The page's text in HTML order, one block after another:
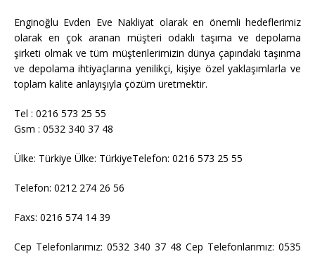
Enginoğlu Evden Eve Nakliyat olarak en önemli hedeflerimiz
olarak en çok aranan müşteri odaklı taşıma ve depolama
şirketi olmak ve tüm müşterilerimizin dünya çapındaki taşınma
ve depolama ihtiyaçlarına yenilikçi, kişiye özel yaklaşımlarla ve
toplam kalite anlayışıyla çözüm üretmektir.
Tel : 0216 573 25 55
Gsm : 0532 340 37 48
Ülke: Türkiye Ülke: TürkiyeTelefon: 0216 573 25 55
Telefon: 0212 274 26 56
Faxs: 0216 574 14 39
Cep Telefonlarımız: 0532 340 37 48 Cep Telefonlarımız: 0535